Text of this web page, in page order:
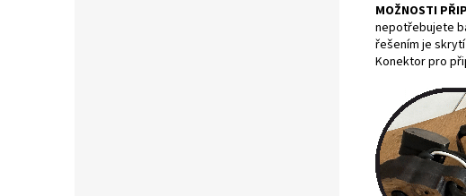
MOŽNOSTI
nepotřebujete
řešením je
Konektor pro